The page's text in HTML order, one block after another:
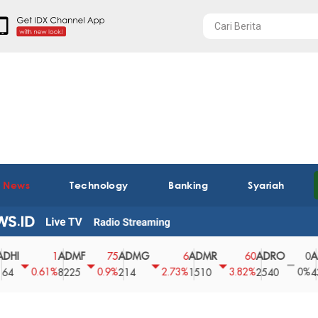
Technology Banking Syariah
0.61%
ADMF
8225
75
0.9%
ADMG
214
2.73%
ADMR
1510
3.82%
ADRO
2540
0
0%
AEGS